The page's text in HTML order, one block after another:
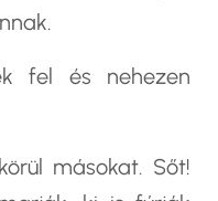
fel és nehezen
másokat. Sőt!